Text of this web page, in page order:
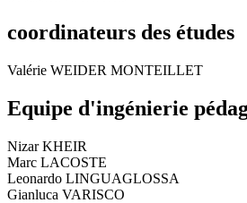
coordinateurs des études
Valérie WEIDER MONTEILLET
Equipe d'ingénierie
Nizar KHEIR
Marc LACOSTE
Leonardo LINGUAGLOSSA
Gianluca VARISCO